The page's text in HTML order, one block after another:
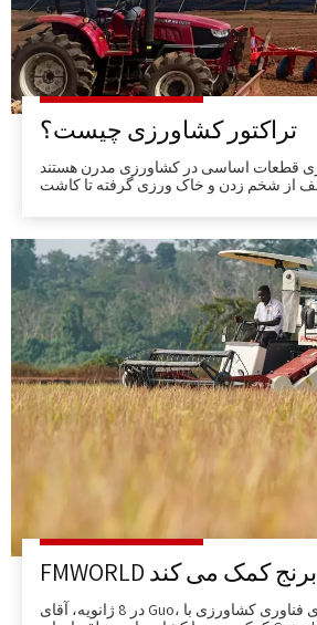
تراکتور کشاورزی چیست؟
قطعات اساسی در کشاورزی مدرن هستند
از شخم زدن و خاک ورزی گرفته تا کاشت
تبدیل به یک صنعت کرده است
در 8 ژانویه، آقای Guo، رهبر گروه همکاری فناوری کشاورزی با